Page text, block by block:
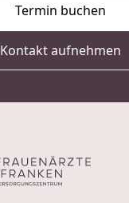
Termin buchen
Kontakt aufnehmen